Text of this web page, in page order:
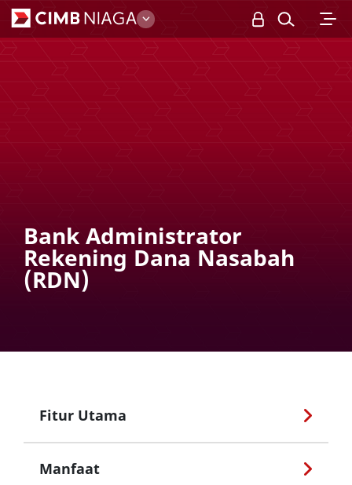
Business
Bank Administrator
Rekening Dana Nasabah
(RDN)
Fitur Utama
Manfaat